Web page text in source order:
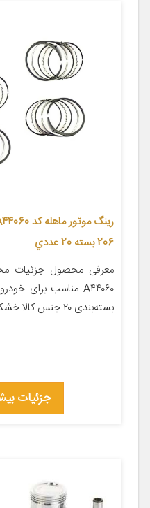
206 بسته 20 عددي
معرفی محصول جزئیات
بسته‌بندی ۲۰ جنس کالا خشكه نوع […]
جزئیات